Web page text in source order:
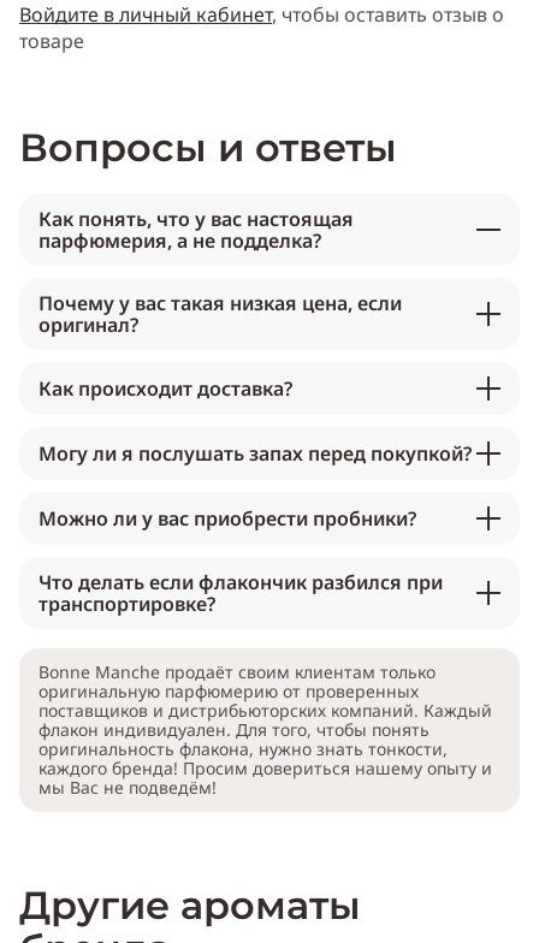
Войдите в личный кабинет, чтобы оставить отзыв о
товаре
Вопросы и ответы
Как понять, что у вас настоящая
парфюмерия, а не подделка?
Почему у вас такая низкая цена, если
оригинал?
Как происходит доставка?
Могу ли я послушать запах перед покупкой?
Можно ли у вас приобрести пробники?
Что делать если флакончик разбился при
транспортировке?
Bonne Manche продаёт своим клиентам только
оригинальную парфюмерию от проверенных
поставщиков и дистрибьюторских компаний. Каждый
флакон индивидуален. Для того, чтобы понять
оригинальность флакона, нужно знать тонкости,
каждого бренда! Просим довериться нашему опыту и
мы Вас не подведём!
Другие ароматы